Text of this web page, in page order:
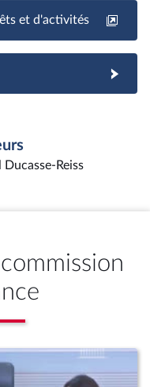
et d'activités
Ducasse-Reiss